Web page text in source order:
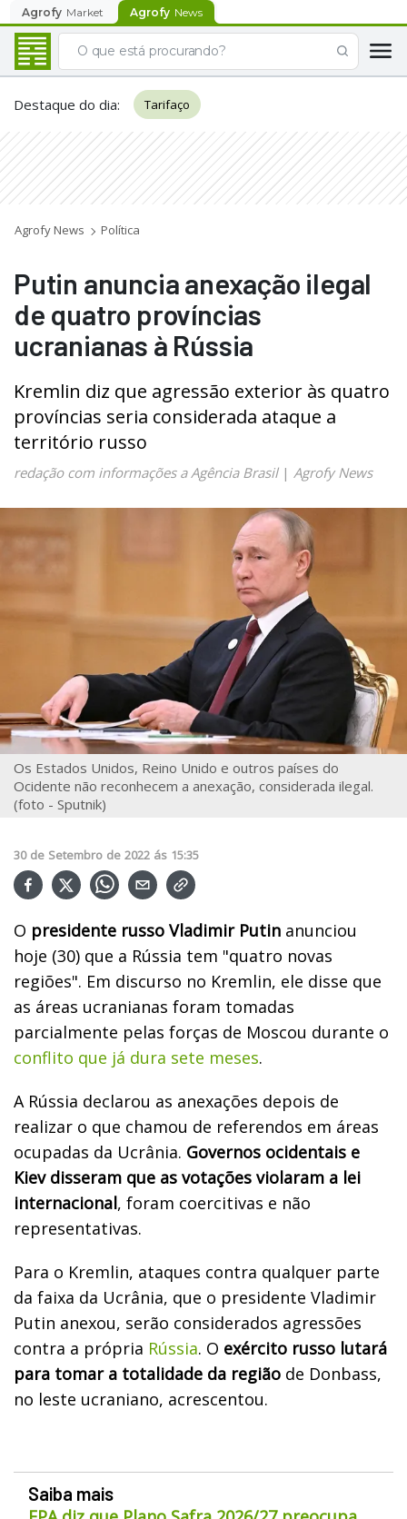
Agrofy Market Agrofy News
Destaque do dia: Tarifaço
Agrofy News Política
Putin anuncia anexação ilegal
de quatro províncias
ucranianas à Rússia
Kremlin diz que agressão exterior às quatro
províncias seria considerada ataque a
território russo
redação com informações a Agência Brasil| Agrofy News
Os Estados Unidos, Reino Unido e outros países do
Ocidente não reconhecem a anexação, considerada ilegal.
(foto - Sputnik)
30 de Setembro de 2022 ás 15:35
O presidente russo Vladimir Putin anunciou
hoje (30) que a Rússia tem "quatro novas
regiões". Em discurso no Kremlin, ele disse que
as áreas ucranianas foram tomadas
parcialmente pelas forças de Moscou durante o
conflito que já dura sete meses.
A Rússia declarou as anexações depois de
realizar o que chamou de referendos em áreas
ocupadas da Ucrânia. Governos ocidentais e
Kiev disseram que as votações violaram a lei
internacional, foram coercitivas e não
representativas.
Para o Kremlin, ataques contra qualquer parte
da faixa da Ucrânia, que o presidente Vladimir
Putin anexou, serão considerados agressões
contra a própria Rússia. O exército russo lutará
para tomar a totalidade da região de Donbass,
no leste ucraniano, acrescentou.
Saiba mais